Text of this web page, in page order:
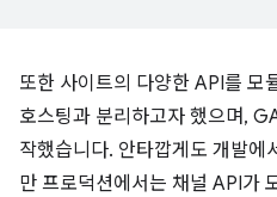
또한 사이트의 다양한 API를 모
호스팅과 분리하고자 했으며,
작했습니다. 안타깝게도 개발에
만 프로덕션에서는 채널 API가